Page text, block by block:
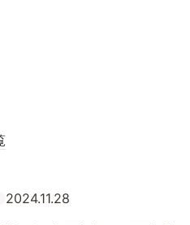
2024.11.28